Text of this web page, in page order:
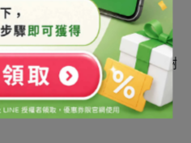
葉等都不得使用色素
此商品售出即無法退換，謝謝